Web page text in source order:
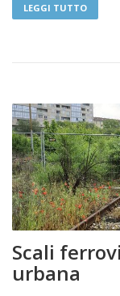
LEGGI TUTTO
Scali
urbana